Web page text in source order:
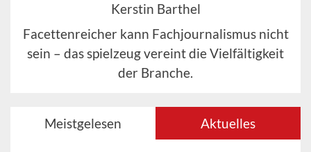
Kerstin Barthel
Facettenreicher kann Fachjournalismus nicht
sein – das spielzeug vereint die Vielfältigkeit
der Branche.
Meistgelesen Aktuelles